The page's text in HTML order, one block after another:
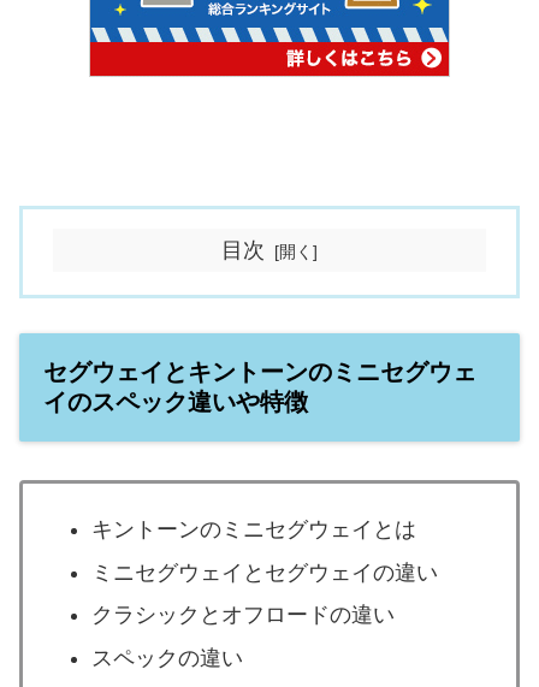
目次
セグウェイとキントーンのミニセグウェ
イのスペック違いや特徴
キントーンのミニセグウェイとは
ミニセグウェイとセグウェイの違い
クラシックとオフロードの違い
スペックの違い